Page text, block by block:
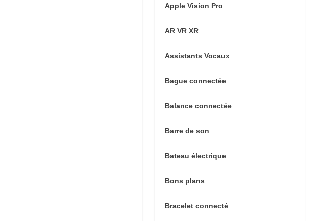
Apple Vision Pro
AR VR XR
Assistants Vocaux
Bague connectée
Balance connectée
Barre de son
Bateau électrique
Bons plans
Bracelet connecté